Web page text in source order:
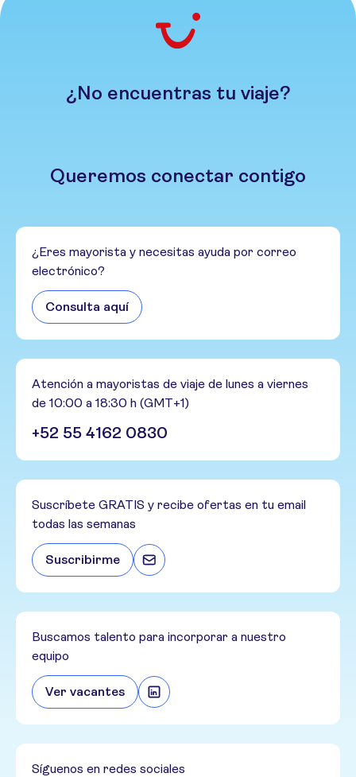
¿No encuentras tu viaje?
Queremos conectar contigo
¿Eres mayorista y necesitas ayuda por correo
electrónico?
Consulta aquí
Atención a mayoristas de viaje de lunes a viernes
de 10:00 a 18:30 h (GMT+1)
+52 55 4162 0830
Suscríbete GRATIS y recibe ofertas en tu email
todas las semanas
Suscribirme
Buscamos talento para incorporar a nuestro
equipo
Ver vacantes
Síguenos en redes sociales